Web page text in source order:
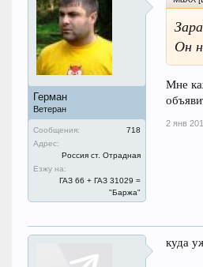
Герман
Ветеран
Сообщения:
718
Адрес:
Россия ст. Отрадная
Езжу на:
ГАЗ 66 + ГАЗ 31029 =
"Баржа"
Он
Мне
2 янв
куда